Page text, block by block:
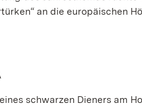
an die europäischen
schwarzen Dieners am